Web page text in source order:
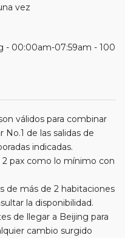
vez
- 00:00am-07:59am - 100
válidos para combinar
de las salidas de
indicadas.
pax como lo mínimo con
de más de 2 habitaciones
la disponibilidad.
de llegar a Beijing para
cambio surgido